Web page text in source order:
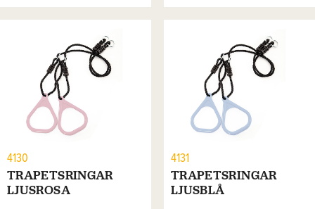
4130
TRAPETSRINGAR
LJUSROSA
4131
TRAPETSRINGAR
LJUSBLÅ